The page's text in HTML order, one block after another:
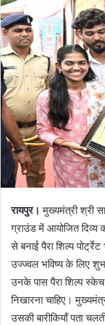
रायपुर। मुख्यमंत्री श्री
ग्राउंड में आयोजित दिव्य
से बनाई पैरा शिल्प
उज्ज्वल भविष्य के लिए
उनके पास पैरा शिल्प
निखारना चाहिए।
उसकी बारीकियाँ पता